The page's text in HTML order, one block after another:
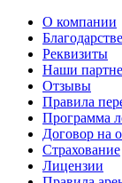
О компании
Реквизиты
Наши
Отзывы
Правила
Программа
Договор на
Страхование
Лицензии